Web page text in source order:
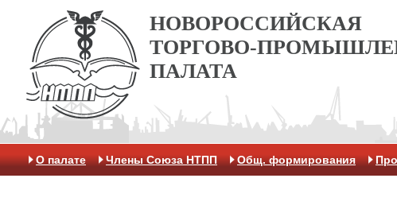
НОВОРОССИЙСКАЯ
ТОРГОВО-
ПАЛАТА
О палате Члены Союза НТПП Общ. формирования